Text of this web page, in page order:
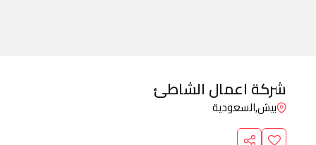
شركة اعمال الشاطئ
بيش,السعودية